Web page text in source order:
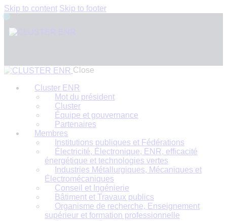
Skip to content Skip to footer
Close
Cluster ENR
Mot du président
Cluster
Équipe et gouvernance
Partenaires
Membres
Institutions publiques et Fédérations
Électricité, Électronique, ENR, efficacité
énergétique et technologies vertes
Industries Métallurgiques, Mécaniques et
Électromécaniques
Conseil et Ingénierie
Bâtiment et Travaux publics
Organisme de recherche, Enseignement
supérieur et formation professionnelle